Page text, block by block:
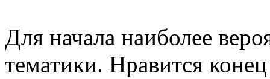
Для начала наиболее
тематики. Нравится